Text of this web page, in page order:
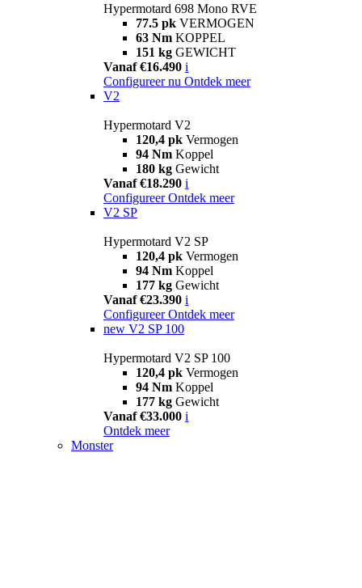
Hypermotard 698 Mono RVE
77.5 pk VERMOGEN
63 Nm KOPPEL
151 kg GEWICHT
Vanaf €16.490 i
Configureer nu Ontdek meer
V2
Hypermotard V2
120,4 pk Vermogen
94 Nm Koppel
180 kg Gewicht
Vanaf €18.290 i
Configureer Ontdek meer
V2 SP
Hypermotard V2 SP
120,4 pk Vermogen
94 Nm Koppel
177 kg Gewicht
Vanaf €23.390 i
Configureer Ontdek meer
new V2 SP 100
Hypermotard V2 SP 100
120,4 pk Vermogen
94 Nm Koppel
177 kg Gewicht
Vanaf €33.000 i
Ontdek meer
Monster